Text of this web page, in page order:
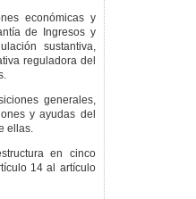
económicas y
de Ingresos y
sustantiva,
reguladora del
generales,
y ayudas del
ellas.
en cinco
14 al artículo